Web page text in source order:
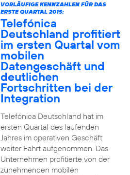
VORLÄUFIGE KENNZAHLEN FÜR DAS
ERSTE QUARTAL 2015:
Telefónica
Deutschland profitiert
im ersten Quartal vom
mobilen
Datengeschäft und
deutlichen
Fortschritten bei der
Integration
Telefónica Deutschland hat im
ersten Quartal des laufenden
Jahres im operativen Geschäft
weiter Fahrt aufgenommen. Das
Unternehmen profitierte von der
zunehmenden mobilen